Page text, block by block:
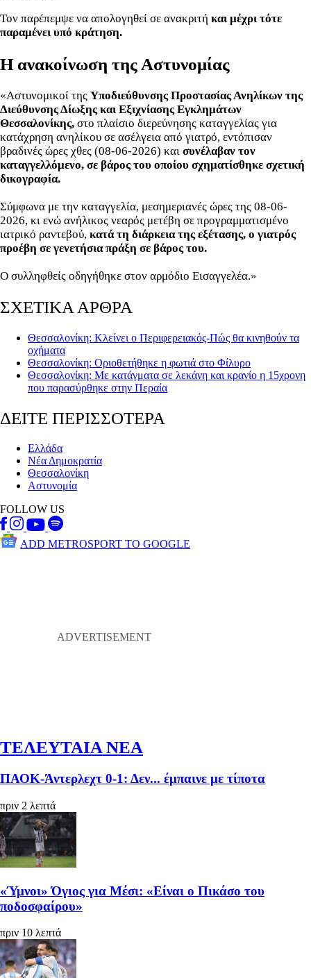
Τον παρέπεμψε να απολογηθεί σε ανακριτή και μέχρι τότε
παραμένει υπό κράτηση.
Η ανακοίνωση της Αστυνομίας
«Αστυνομικοί της Υποδιεύθυνσης Προστασίας Ανηλίκων της
Διεύθυνσης Δίωξης και Εξιχνίασης Εγκλημάτων
Θεσσαλονίκης, στο πλαίσιο διερεύνησης καταγγελίας για
κατάχρηση ανηλίκου σε ασέλγεια από γιατρό, εντόπισαν
βραδινές ώρες χθες (08-06-2026) και συνέλαβαν τον
καταγγελλόμενο, σε βάρος του οποίου σχηματίσθηκε σχετική
δικογραφία.
Σύμφωνα με την καταγγελία, μεσημεριανές ώρες της 08-06-
2026, κι ενώ ανήλικος νεαρός μετέβη σε προγραμματισμένο
ιατρικό ραντεβού, κατά τη διάρκεια της εξέτασης, ο γιατρός
προέβη σε γενετήσια πράξη σε βάρος του.
Ο συλληφθείς οδηγήθηκε στον αρμόδιο Εισαγγελέα.»
ΣΧΕΤΙΚΑ ΑΡΘΡΑ
Θεσσαλονίκη: Κλείνει ο Περιφερειακός-Πώς θα κινηθούν τα
οχήματα
Θεσσαλονίκη: Οριοθετήθηκε η φωτιά στο Φίλυρο
Θεσσαλονίκη: Με κατάγματα σε λεκάνη και κρανίο η 15χρονη
που παρασύρθηκε στην Περαία
ΔΕΙΤΕ ΠΕΡΙΣΣΟΤΕΡΑ
Ελλάδα
Νέα Δημοκρατία
Θεσσαλονίκη
Αστυνομία
FOLLOW US
ADD METROSPORT TO GOOGLE
ΤΕΛΕΥΤΑΙΑ ΝΕΑ
ΠΑΟΚ-Άντερλεχτ 0-1: Δεν... έμπαινε με τίποτα
πριν 2 λεπτά
«Ύμνοι» Όγιος για Μέσι: «Είναι ο Πικάσο του
ποδοσφαίρου»
πριν 10 λεπτά